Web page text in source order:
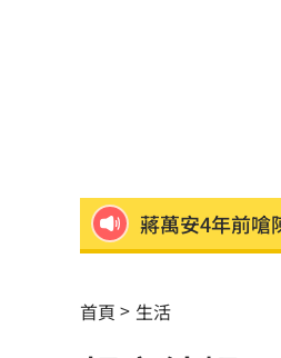
蔣萬安4年前嗆
手機斷訊災情
首頁 生活